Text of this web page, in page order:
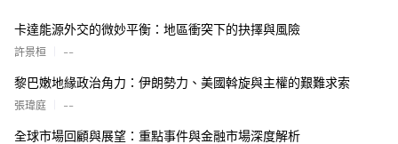
卡達能源外交的微妙平衡：地區衝突下的抉擇與風險
許景桓 --
黎巴嫩地緣政治角力：伊朗勢力、美國斡旋與主權的艱難求索
張瑋庭 --
全球市場回顧與展望：重點事件與金融市場深度解析